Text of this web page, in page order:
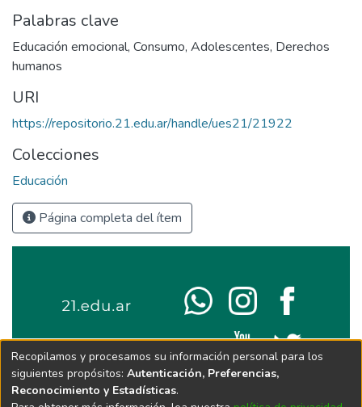
Palabras clave
Educación emocional, Consumo, Adolescentes, Derechos
humanos
URI
https://repositorio.21.edu.ar/handle/ues21/21922
Colecciones
Educación
Página completa del ítem
Recopilamos y procesamos su información personal para los
siguientes propósitos: Autenticación, Preferencias,
Reconocimiento y Estadísticas.